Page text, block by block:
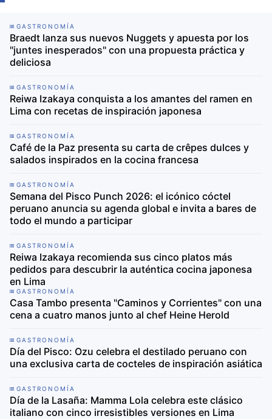
GASTRONOMÍA
Braedt lanza sus nuevos Nuggets y apuesta por los
"juntes inesperados" con una propuesta práctica y
deliciosa
GASTRONOMÍA
Reiwa Izakaya conquista a los amantes del ramen en
Lima con recetas de inspiración japonesa
GASTRONOMÍA
Café de la Paz presenta su carta de crêpes dulces y
salados inspirados en la cocina francesa
GASTRONOMÍA
Semana del Pisco Punch 2026: el icónico cóctel
peruano anuncia su agenda global e invita a bares de
todo el mundo a participar
GASTRONOMÍA
Reiwa Izakaya recomienda sus cinco platos más
pedidos para descubrir la auténtica cocina japonesa
en Lima
GASTRONOMÍA
Casa Tambo presenta "Caminos y Corrientes" con una
cena a cuatro manos junto al chef Heine Herold
GASTRONOMÍA
Día del Pisco: Ozu celebra el destilado peruano con
una exclusiva carta de cocteles de inspiración asiática
GASTRONOMÍA
Día de la Lasaña: Mamma Lola celebra este clásico
italiano con cinco irresistibles versiones en Lima